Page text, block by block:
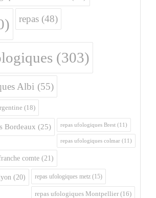
repas (48)
(303)
Albi (55)
(18)
Bordeaux (25) repas ufologiques Brest (11)
repas ufologiques colmar (11)
comte (21)
(20) repas ufologiques metz (15)
repas ufologiques Montpellier (16)